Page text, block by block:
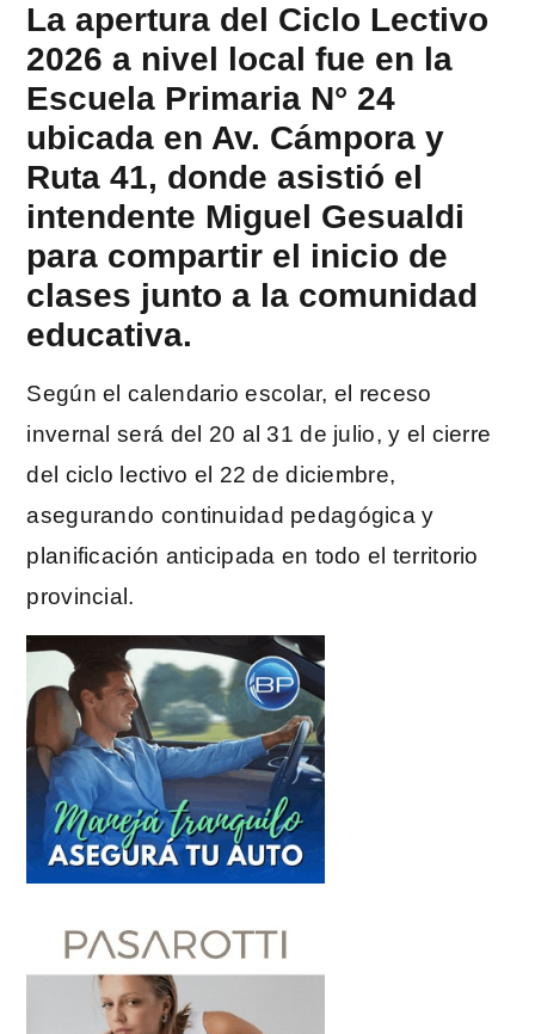
La apertura del Ciclo Lectivo
2026 a nivel local fue en la
Escuela Primaria N° 24
ubicada en Av. Cámpora y
Ruta 41, donde asistió el
intendente Miguel Gesualdi
para compartir el inicio de
clases junto a la comunidad
educativa.
Según el calendario escolar, el receso
invernal será del 20 al 31 de julio, y el cierre
del ciclo lectivo el 22 de diciembre,
asegurando continuidad pedagógica y
planificación anticipada en todo el territorio
provincial.